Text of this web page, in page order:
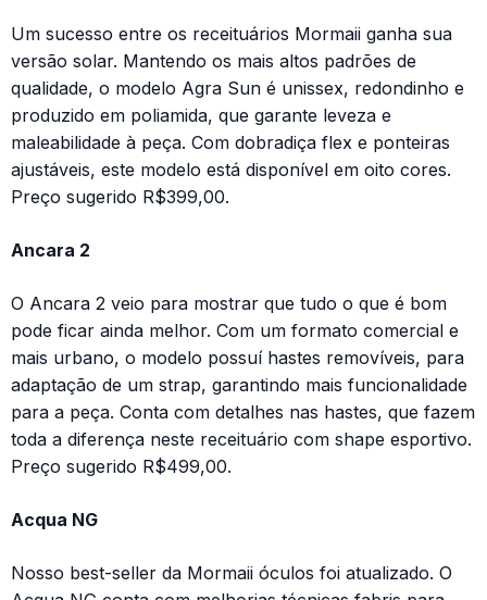
Um sucesso entre os receituários Mormaii ganha sua
versão solar. Mantendo os mais altos padrões de
qualidade, o modelo Agra Sun é unissex, redondinho e
produzido em poliamida, que garante leveza e
maleabilidade à peça. Com dobradiça flex e ponteiras
ajustáveis, este modelo está disponível em oito cores.
Preço sugerido R$399,00.
Ancara 2
O Ancara 2 veio para mostrar que tudo o que é bom
pode ficar ainda melhor. Com um formato comercial e
mais urbano, o modelo possuí hastes removíveis, para
adaptação de um strap, garantindo mais funcionalidade
para a peça. Conta com detalhes nas hastes, que fazem
toda a diferença neste receituário com shape esportivo.
Preço sugerido R$499,00.
Acqua NG
Nosso best-seller da Mormaii óculos foi atualizado. O